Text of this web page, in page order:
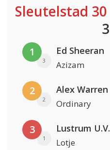
Sleutelstad 30
1
3
Ed Sheeran
Azizam
2
2
Alex Warren
Ordinary
3
1 Lotje